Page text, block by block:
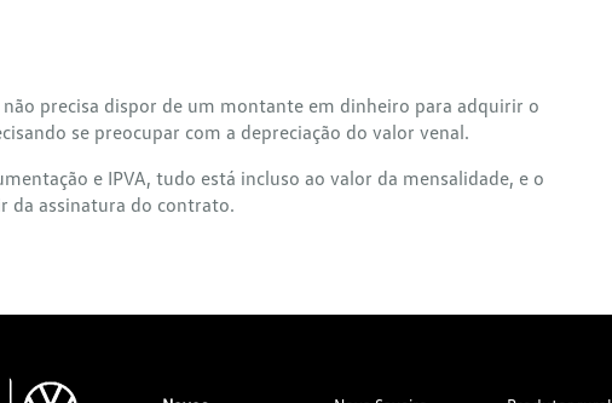
precisa dispor de um montante em dinheiro para adquirir o
se preocupar com a depreciação do valor venal.
e IPVA, tudo está incluso ao valor da mensalidade, e o
da assinatura do contrato.